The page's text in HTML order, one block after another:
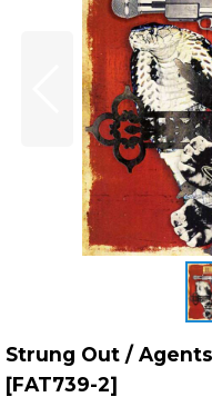
Strung Out /
[FAT739-2]